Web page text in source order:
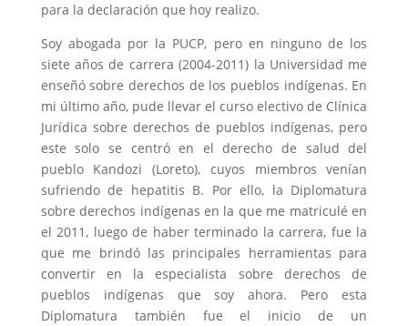
para la declaración que hoy realizo.
Soy abogada por la PUCP, pero en ninguno de los
siete años de carrera (2004-2011) la Universidad me
enseñó sobre derechos de los pueblos indígenas. En
mi último año, pude llevar el curso electivo de Clínica
Jurídica sobre derechos de pueblos indígenas, pero
este solo se centró en el derecho de salud del
pueblo Kandozi (Loreto), cuyos miembros venían
sufriendo de hepatitis B. Por ello, la Diplomatura
sobre derechos indígenas en la que me matriculé en
el 2011, luego de haber terminado la carrera, fue la
que me brindó las principales herramientas para
convertir en la especialista sobre derechos de
pueblos indígenas que soy ahora. Pero esta
Diplomatura también fue el inicio de un